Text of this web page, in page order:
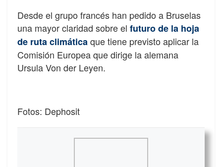
Desde el grupo francés han pedido a Bruselas
una mayor claridad sobre el futuro de la hoja
de ruta climáticaque tiene previsto aplicar la
Comisión Europea que dirige la alemana
Ursula Von der Leyen.
Fotos: Dephosit